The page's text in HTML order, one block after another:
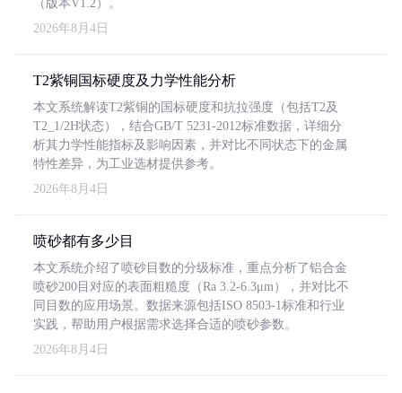
（版本V1.2）。
2026年8月4日
T2紫铜国标硬度及力学性能分析
本文系统解读T2紫铜的国标硬度和抗拉强度（包括T2及
T2_1/2H状态），结合GB/T 5231-2012标准数据，详细分
析其力学性能指标及影响因素，并对比不同状态下的金属
特性差异，为工业选材提供参考。
2026年8月4日
喷砂都有多少目
本文系统介绍了喷砂目数的分级标准，重点分析了铝合金
喷砂200目对应的表面粗糙度（Ra 3.2-6.3μm），并对比不
同目数的应用场景。数据来源包括ISO 8503-1标准和行业
实践，帮助用户根据需求选择合适的喷砂参数。
2026年8月4日